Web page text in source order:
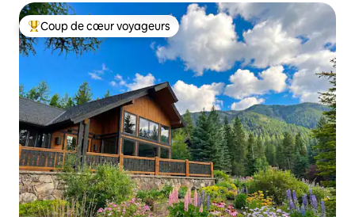
Coups de cœur voyageurs les plus appréciés
Coup de cœur voyageurs